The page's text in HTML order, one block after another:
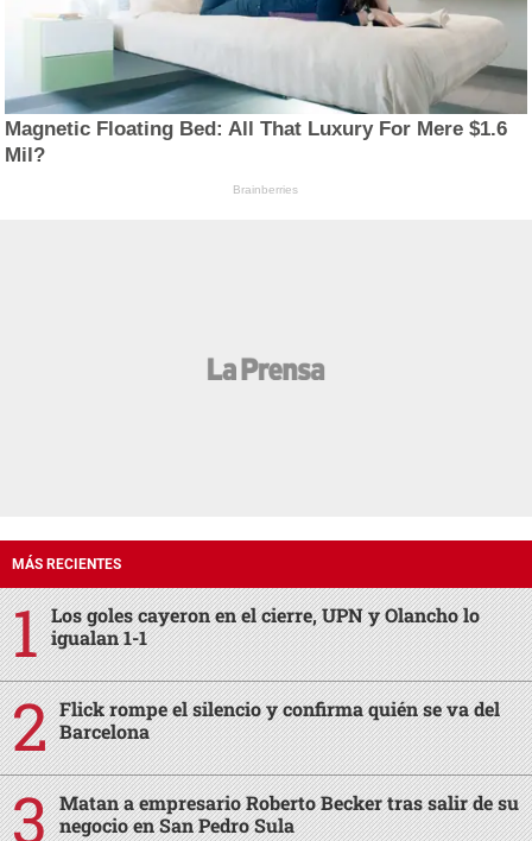
Magnetic Floating Bed: All That Luxury For Mere $1.6
Mil?
Brainberries
MÁS RECIENTES
Los goles cayeron en el cierre, UPN y Olancho lo
igualan 1-1
Flick rompe el silencio y confirma quién se va del
Barcelona
Matan a empresario Roberto Becker tras salir de su
negocio en San Pedro Sula